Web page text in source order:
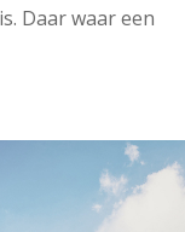
Daar waar een